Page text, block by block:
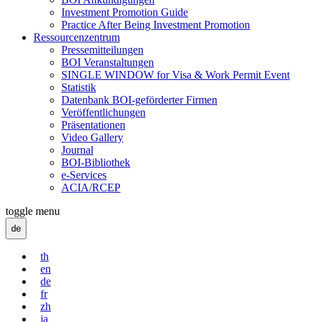
Investment Promotion Guide
Practice After Being Investment Promotion
Ressourcenzentrum
Pressemitteilungen
BOI Veranstaltungen
SINGLE WINDOW for Visa & Work Permit Event
Statistik
Datenbank BOI-geförderter Firmen
Veröffentlichungen
Präsentationen
Video Gallery
Journal
BOI-Bibliothek
e-Services
ACIA/RCEP
toggle menu
de
th
en
de
fr
zh
ja